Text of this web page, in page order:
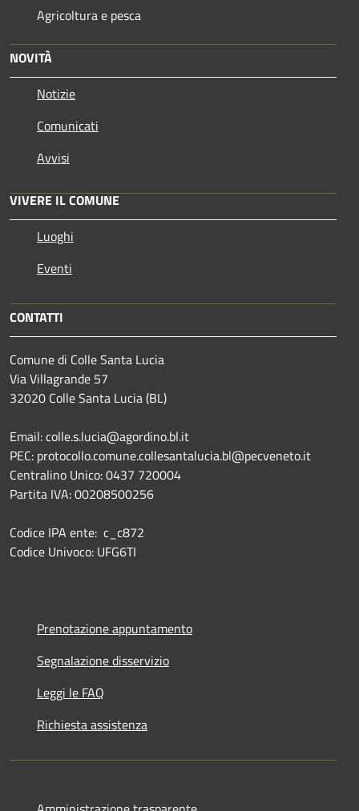
Agricoltura e pesca
NOVITÀ
Notizie
Comunicati
Avvisi
VIVERE IL COMUNE
Luoghi
Eventi
CONTATTI
Comune di Colle Santa Lucia
Via Villagrande 57
32020 Colle Santa Lucia (BL)
Email: colle.s.lucia@agordino.bl.it
PEC: protocollo.comune.collesantalucia.bl@pecveneto.it
Centralino Unico: 0437 720004
Partita IVA: 00208500256
Codice IPA ente: c_c872
Codice Univoco: UFG6TI
Prenotazione appuntamento
Segnalazione disservizio
Leggi le FAQ
Richiesta assistenza